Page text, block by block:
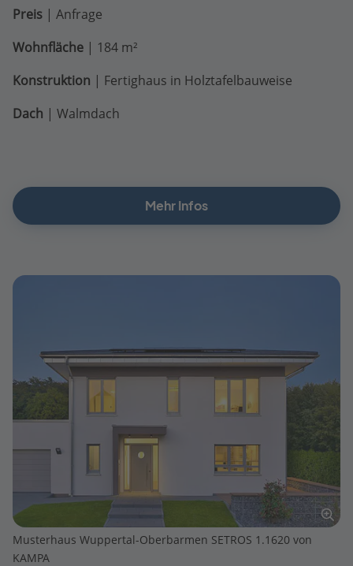
Preis | Anfrage
Wohnfläche | 184 m²
Konstruktion | Fertighaus in Holztafelbauweise
Dach | Walmdach
Mehr Infos
Musterhaus Wuppertal-Oberbarmen SETROS 1.1620 von
KAMPA